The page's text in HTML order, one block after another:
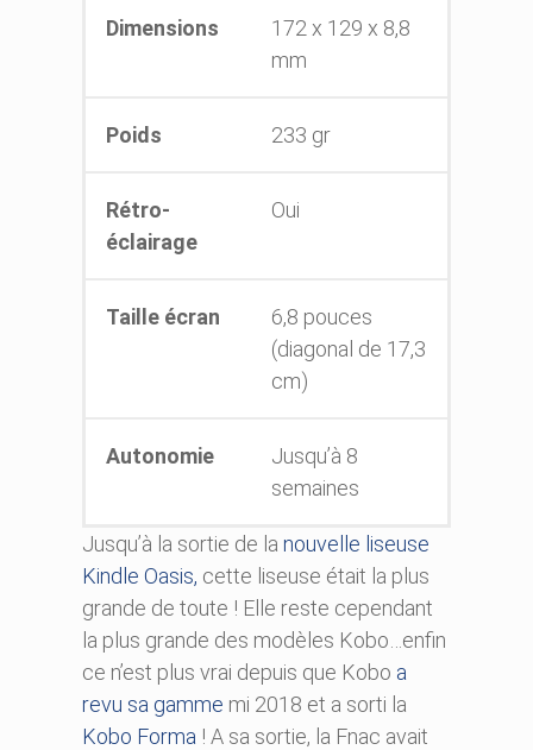
Dimensions
172 x 129 x 8,8
mm
Poids 233 gr
Rétro-
éclairage
Oui
Taille écran
6,8 pouces
(diagonal de 17,3
cm)
Autonomie
Jusqu’à 8
semaines
Jusqu’à la sortie de la nouvelle liseuse
Kindle Oasis, cette liseuse était la plus
grande de toute ! Elle reste cependant
la plus grande des modèles Kobo…enfin
ce n’est plus vrai depuis que Kobo a
revu sa gamme mi 2018 et a sorti la
Kobo Forma ! A sa sortie, la Fnac avait